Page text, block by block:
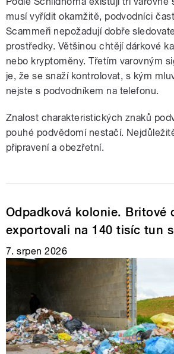
musí vyřídit okamžitě, podvodníci
Scammeři nepožadují dobře
prostředky. Většinou chtějí dárkové
nebo kryptoměny. Třetím varovným
je, že se snaží kontrolovat, s kým
nejste s podvodníkem na telefonu.
Znalost charakteristických znaků
pouhé podvědomí nestačí.
připravení a obezřetní.
Odpadková kolonie. Britové
exportovali na 140 tisíc tun
7. srpen 2026